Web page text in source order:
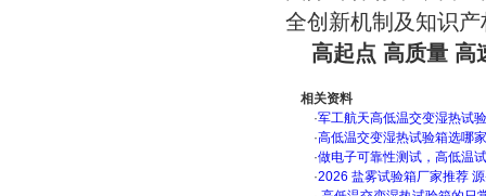
全创新机制及知识
高起点 高质量 高
相关资料
·军工航天高低温交变湿热试
·高低温交变湿热试验箱选哪
·做电子可靠性测试，高低温
·2026 盐雾试验箱厂家推荐